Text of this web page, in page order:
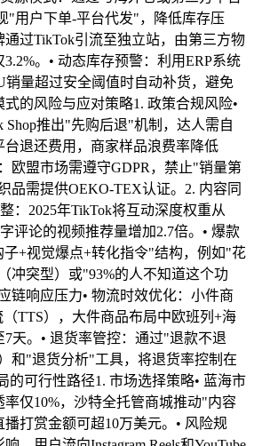
"用户下单-平台代发"，降低库存压
过TikTok引流至独立站，由第三方物
。• 动态库存预警：利用ERP系统
销量超过安全阈值时自动补货，避免
的风险与应对策略1. 政策合规风险•
Shop推出"先购后退"机制，达人需自
台退还费用，商家样品浪费率降低
欧盟市场需遵守GDPR，禁止"销量第
品需提供OEKO-TEX认证。2. 内容同
：2025年TikTok将互动深度权重从
评论的视频推荐量增加2.7倍。• 爆款
+视觉爆点+转化指令"结构，例如"花
冲突型）或"93%的人不知道这个功
链响应压力• 物流时效优化：小件商
TTS），大件商品布局中欧班列+海
天。• 退货率管控：通过"退款不退
和"退货分析"工具，将退货率控制在
的可行性路径1. 市场选择策略• 蓝海市
仅10%，沙特全托管商城推动"内容
打赏金额可超10万美元。• 风险规